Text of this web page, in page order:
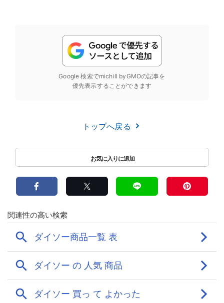
Google 検索でmichill byGMOの記事を
優先表示することができます
トップへ戻る